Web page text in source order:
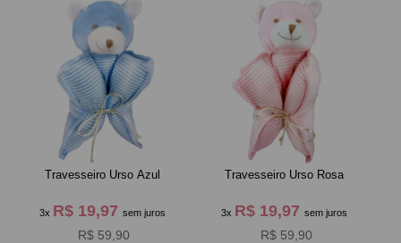
Travesseiro Urso Azul
3x R$ 19,97 sem juros
R$ 59,90
Travesseiro Urso Rosa
3x R$ 19,97sem juros
R$ 59,90